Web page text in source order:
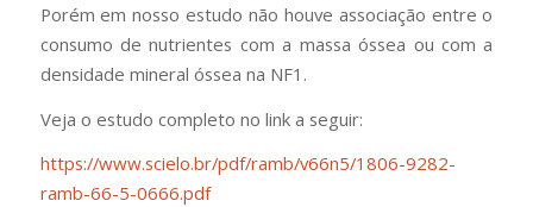
Porém em nosso estudo não houve associação entre o
consumo de nutrientes com a massa óssea ou com a
densidade mineral óssea na NF1.
Veja o estudo completo no link a seguir:
https://www.scielo.br/pdf/ramb/v66n5/1806-9282-
ramb-66-5-0666.pdf